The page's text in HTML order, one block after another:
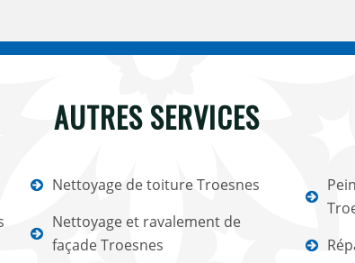
AUTRES SERVICES
Nettoyage de toiture Troesnes
Nettoyage et ravalement de
façade Troesnes